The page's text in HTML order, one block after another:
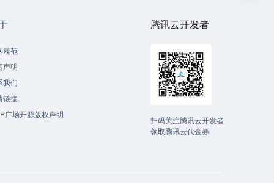
规范
声明
我们
链接
广场开源版权声明
腾讯云开发者
扫码关注腾讯云开发者
领取腾讯云代金券